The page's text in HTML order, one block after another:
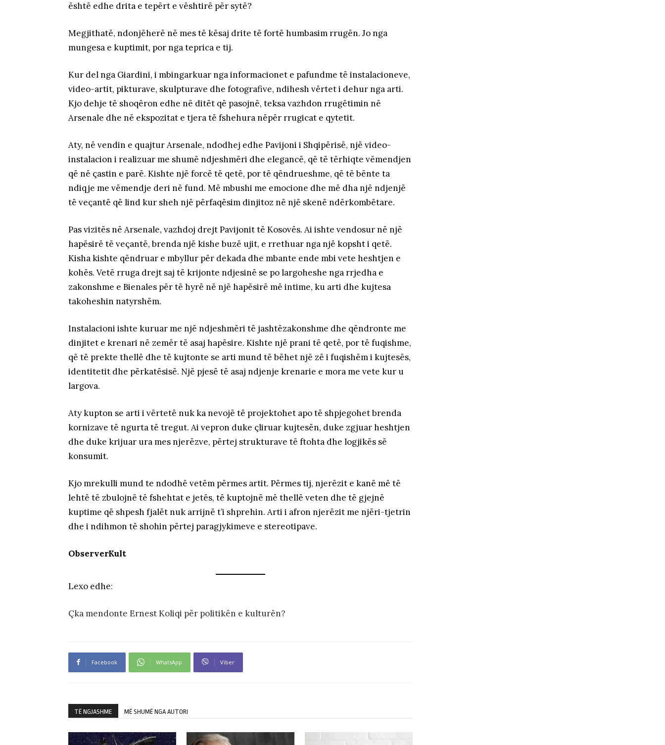
është edhe drita e tepërt e vështirë për sytë?
Megjithatë, ndonjëherë në mes të kësaj drite të fortë humbasim rrugën. Jo nga
mungesa e kuptimit, por nga teprica e tij.
Kur del nga Giardini, i mbingarkuar nga informacionet e pafundme të instalacioneve,
video-artit, pikturave, skulpturave dhe fotografive, ndihesh vërtet i dehur nga arti.
Kjo dehje të shoqëron edhe në ditët që pasojnë, teksa vazhdon rrugëtimin në
Arsenale dhe në ekspozitat e tjera të fshehura nëpër rrugicat e qytetit.
Aty, në vendin e quajtur Arsenale, ndodhej edhe Pavijoni i Shqipërisë, një video-
instalacion i realizuar me shumë ndjeshmëri dhe elegancë, që të tërhiqte vëmendjen
që në çastin e parë. Kishte një forcë të qetë, por të qëndrueshme, që të bënte ta
ndiqje me vëmendje deri në fund. Më mbushi me emocione dhe më dha një ndjenjë
të veçantë që lind kur sheh një përfaqësim dinjitoz në një skenë ndërkombëtare.
Pas vizitës në Arsenale, vazhdoj drejt Pavijonit të Kosovës. Ai ishte vendosur në një
hapësirë të veçantë, brenda një kishe buzë ujit, e rrethuar nga një kopsht i qetë.
Kisha kishte qëndruar e mbyllur për dekada dhe mbante ende mbi vete heshtjen e
kohës. Vetë rruga drejt saj të krijonte ndjesinë se po largoheshe nga rrjedha e
zakonshme e Bienales për të hyrë në një hapësirë më intime, ku arti dhe kujtesa
takoheshin natyrshëm.
Instalacioni ishte kuruar me një ndjeshmëri të jashtëzakonshme dhe qëndronte me
dinjitet e krenari në zemër të asaj hapësire. Kishte një prani të qetë, por të fuqishme,
që të prekte thellë dhe të kujtonte se arti mund të bëhet një zë i fuqishëm i kujtesës,
identitetit dhe përkatësisë. Një pjesë të asaj ndjenje krenarie e mora me vete kur u
largova.
Aty kupton se arti i vërtetë nuk ka nevojë të projektohet apo të shpjegohet brenda
kornizave të ngurta të tregut. Ai vepron duke çliruar kujtesën, duke zgjuar heshtjen
dhe duke krijuar ura mes njerëzve, përtej strukturave të ftohta dhe logjikës së
konsumit.
Kjo mrekulli mund te ndodhë vetëm përmes artit. Përmes tij, njerëzit e kanë më të
lehtë të zbulojnë të fshehtat e jetës, të kuptojnë më thellë veten dhe të gjejnë
kuptime që shpesh fjalët nuk arrijnë t’i shprehin. Arti i afron njerëzit me njëri-tjetrin
dhe i ndihmon të shohin përtej paragjykimeve e stereotipave.
ObserverKult
Lexo edhe:
Çka mendonte Ernest Koliqi për politikën e kulturën?
Facebook WhatsApp Viber
TË NGJASHME MË SHUMË NGA AUTORI